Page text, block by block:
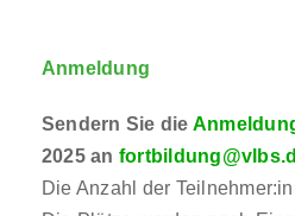
Anmeldung
Sendern Sie die
2025 an
Die Anzahl der